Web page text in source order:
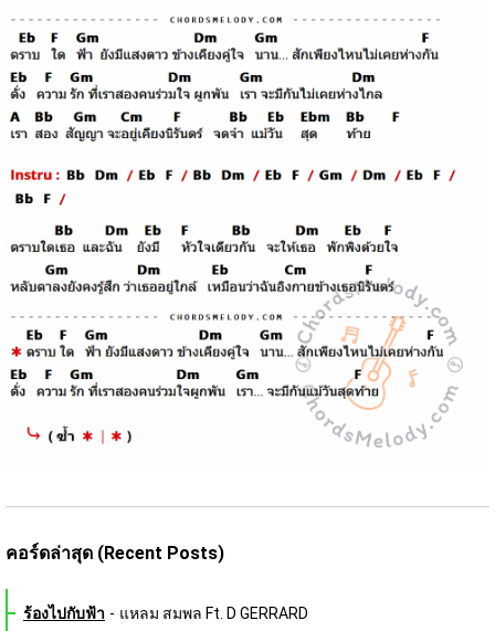
คอร์ดล่าสุด (Recent Posts)
ร้องไปกับฟ้า - แหลม สมพล Ft. D GERRARD